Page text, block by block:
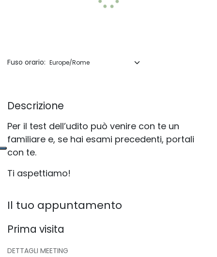
Fuso orario:
Descrizione
Per il test dell’udito può venire con te un
familiare e, se hai esami precedenti, portali
con te.
Ti aspettiamo!
Il tuo appuntamento
Prima visita
DETTAGLI MEETING